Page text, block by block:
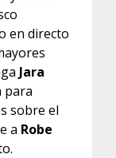
en directo
Jara
para
sobre el
a Robe